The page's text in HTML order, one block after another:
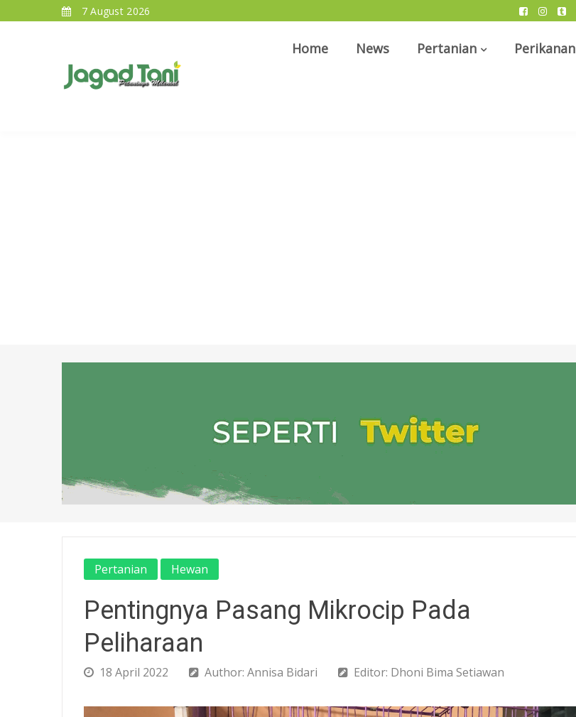
7 August 2026
Home News Pertanian Perikanan
Pertanian Hewan
Pentingnya Pasang Mikrocip Pada
Peliharaan
18 April 2022 Author: Annisa Bidari Editor: Dhoni Bima Setiawan